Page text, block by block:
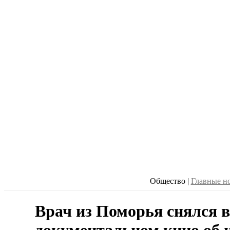
Общество | Главные
Врач из Поморья снялся в